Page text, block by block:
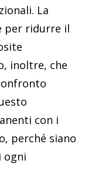
La
per ridurre il
inoltre, che
con i
perché siano
ogni